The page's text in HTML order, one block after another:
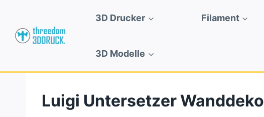
springen
3D Drucker Filament
3D Modelle
Luigi Untersetzer Wanddeko